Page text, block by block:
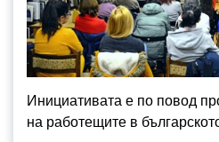
Инициативата е по повод
на работещите в